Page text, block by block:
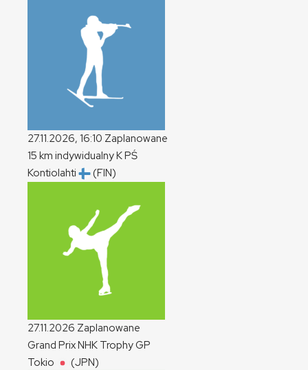
27.11.2026, 16:10 Zaplanowane
15 km indywidualnyKPŚ
Kontiolahti
(FIN)
27.11.2026 Zaplanowane
Grand Prix NHK TrophyGP
Tokio
(JPN)